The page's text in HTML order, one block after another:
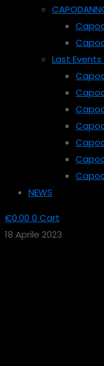
Last Events
NEWS
€0.00 0 Cart
18 Aprile 2023